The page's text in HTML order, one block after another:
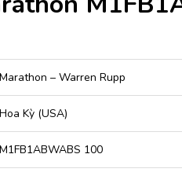
Marathon – Warren Rupp
Hoa Kỳ (USA)
M1FB1ABWABS 100